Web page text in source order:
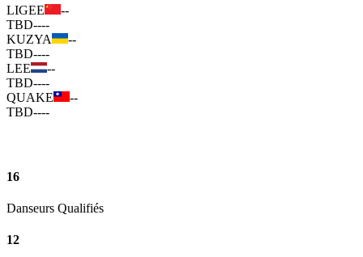
LIGEE
--
TBD----
KUZYA
--
TBD----
LEE
--
TBD----
QUAKE
--
TBD----
16
Danseurs Qualifiés
12